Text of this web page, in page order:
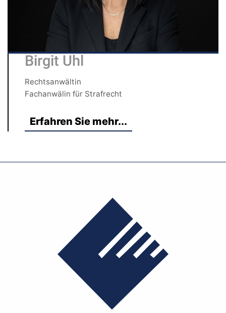
Birgit Uhl
Rechtsanwältin
Fachanwälin für Strafrecht
Erfahren Sie mehr...